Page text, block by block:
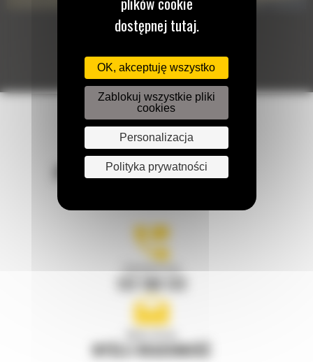
POZOSTAŃMY W KONTAKCIE
Zadzwoń do nas
122 100 122
WYŚLIJ WIADOMOŚĆ
dostępnej tutaj.
OK, akceptuję wszystko
Zablokuj wszystkie pliki
cookies
Personalizacja
Polityka prywatności